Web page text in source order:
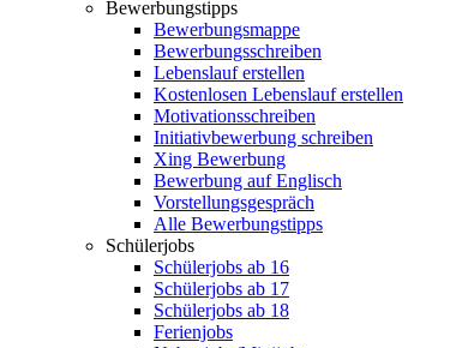
Bewerbungstipps
Bewerbungsmappe
Bewerbungsschreiben
Lebenslauf erstellen
Kostenlosen Lebenslauf erstellen
Motivationsschreiben
Initiativbewerbung schreiben
Xing Bewerbung
Bewerbung auf Englisch
Vorstellungsgespräch
Alle Bewerbungstipps
Schülerjobs
Schülerjobs ab 16
Schülerjobs ab 17
Schülerjobs ab 18
Ferienjobs